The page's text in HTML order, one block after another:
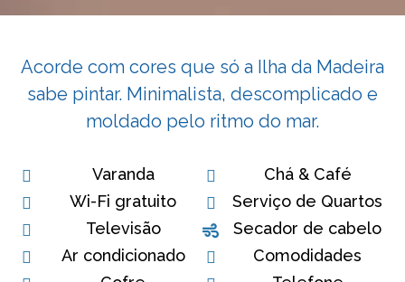
Acorde com cores que só a Ilha da Madeira
sabe pintar. Minimalista, descomplicado e
moldado pelo ritmo do mar.
Varanda
Wi-Fi gratuito
Televisão
Ar condicionado
Chá & Café
Serviço de Quartos
Secador de cabelo
Comodidades